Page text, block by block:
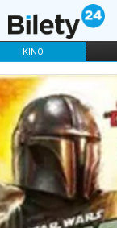
KINO
OPERA I BALET
ONLINE